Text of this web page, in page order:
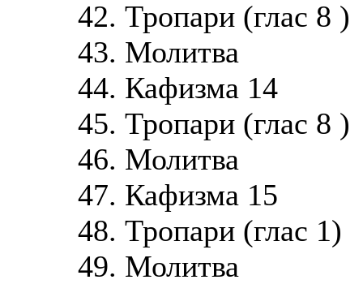
42. Тропари (глас 8 )
43. Молитва
44. Кафизма 14
45. Тропари (глас 8 )
46. Молитва
47. Кафизма 15
48. Тропари (глас 1)
49. Молитва